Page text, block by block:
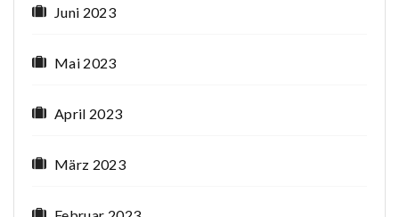
Juni 2023
Mai 2023
April 2023
März 2023